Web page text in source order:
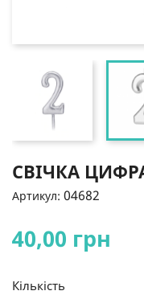
СВІЧКА
Артикул: 04682
40,00 грн
Кількість